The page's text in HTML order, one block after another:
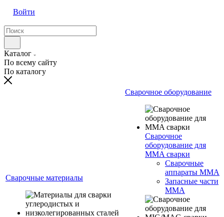
Войти
Каталог
По всему сайту
По каталогу
Сварочные материалы
Сварочное оборудование
Сварочное
оборудование для
MMA сварки
Сварочные
аппараты MMA
Запасные части
MMA